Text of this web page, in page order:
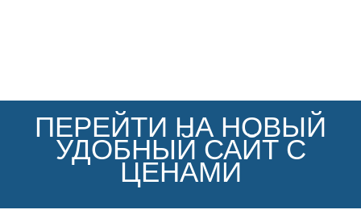
ПЕРЕЙТИ НА НОВЫЙ
УДОБНЫЙ САЙТ С
ЦЕНАМИ